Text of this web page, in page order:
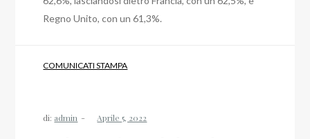
Regno Unito, con un 61,3%.
COMUNICATI STAMPA
di: admin